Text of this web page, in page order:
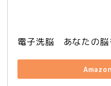
電子洗脳　あなたの